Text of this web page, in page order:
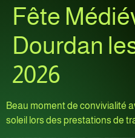
Fête
Dourdan
2026
Beau moment de convivialité
soleil lors des prestations de